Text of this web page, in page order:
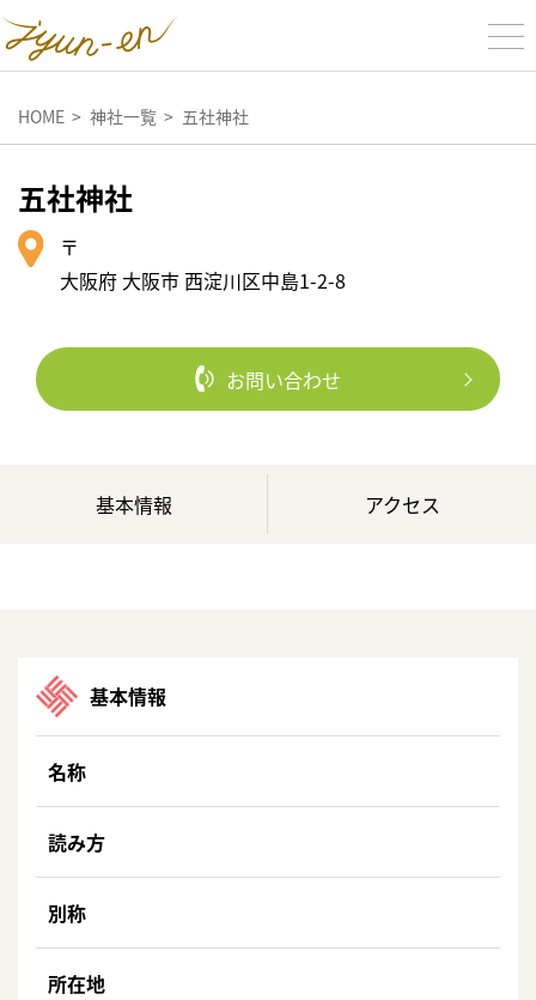
HOME 神社一覧 五社神社
五社神社
〒
大阪府 大阪市 西淀川区中島1-2-8
お問い合わせ
基本情報 アクセス
基本情報
名称
読み方
別称
所在地